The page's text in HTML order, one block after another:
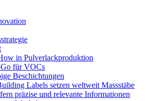
in Pulverlackproduktion
für VOCs
Beschichtungen
Labels setzen weltweit Massstäbe
präzise und relevante Informationen